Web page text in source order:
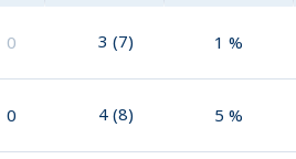
0 3 (7) 1 %
0 4 (8) 5 %